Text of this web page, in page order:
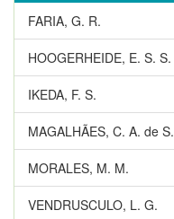
FARIA, G. R.
HOOGERHEIDE, E. S. S.
IKEDA, F. S.
MAGALHÃES, C. A. de S.
MORALES, M. M.
VENDRUSCULO, L. G.